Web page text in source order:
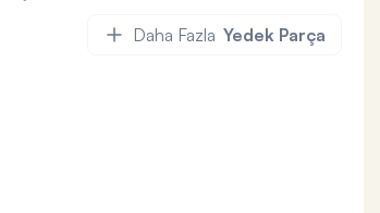
Daha Fazla Yedek Parça